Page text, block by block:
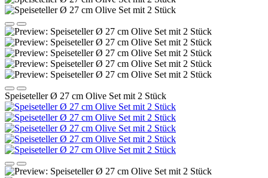
Speiseteller Ø 27 cm Olive Set mit 2 Stück